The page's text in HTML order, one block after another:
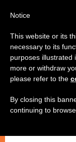
Notice
This website or its
necessary to its
purposes illustrated
more or withdraw
please refer to the
By closing this
continuing to